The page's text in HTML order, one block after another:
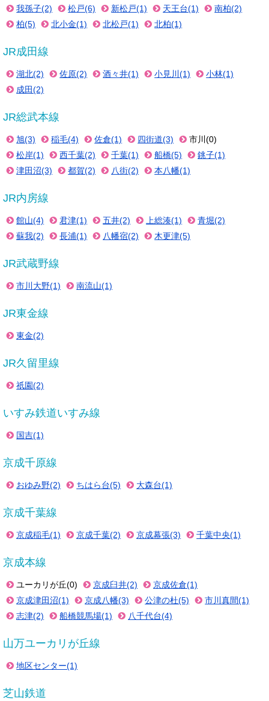
我孫子(2) 松戸(6) 新松戸(1) 天王台(1)
南柏(2)
柏(5)
北小金(1) 北松戸(1) 北柏(1)
JR成田線
湖北(2) 佐原(2) 酒々井(1) 小見川(1)
小林(1)
成田(2)
JR総武本線
旭(3) 稲毛(4) 佐倉(1) 四街道(3)
市川(0)
松岸(1)
西千葉(2) 千葉(1) 船橋(5)
銚子(1)
津田沼(3)
都賀(2) 八街(2) 本八幡(1)
JR内房線
館山(4) 君津(1) 五井(2) 上総湊(1)
青堀(2)
蘇我(2)
長浦(1) 八幡宿(2) 木更津(5)
JR武蔵野線
市川大野(1) 南流山(1)
JR東金線
東金(2)
JR久留里線
祇園(2)
いすみ鉄道いすみ線
国吉(1)
京成千原線
おゆみ野(2) ちはら台(5) 大森台(1)
京成千葉線
京成稲毛(1) 京成千葉(2) 京成幕張(3) 千葉中央(1)
京成本線
ユーカリが丘(0) 京成臼井(2)
京成佐倉(1)
京成津田沼(1)
京成八幡(3) 公津の杜(5)
市川真間(1)
志津(2)
船橋競馬場(1) 八千代台(4)
山万ユーカリが丘線
地区センター(1)
芝山鉄道